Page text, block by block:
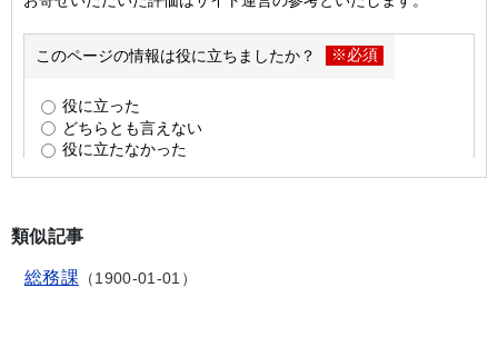
類似記事
総務課 1900-01-01